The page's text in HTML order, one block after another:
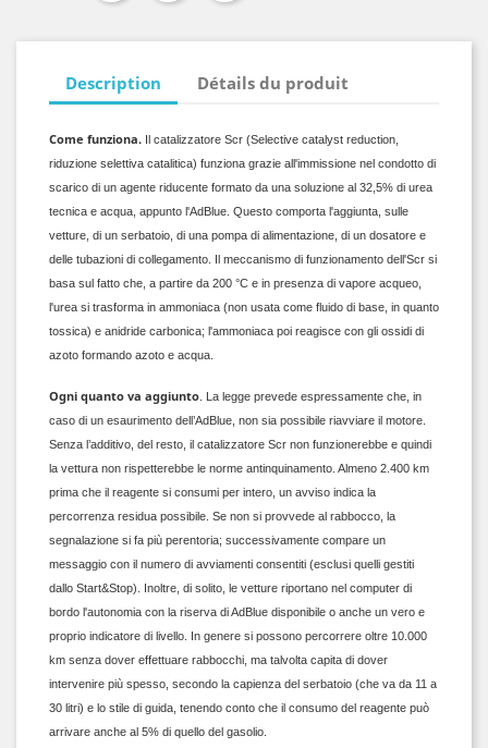
Description Détails du produit
Come funziona. Il catalizzatore Scr (Selective catalyst reduction,
riduzione selettiva catalitica) funziona grazie all'immissione nel condotto di
scarico di un agente riducente formato da una soluzione al 32,5% di urea
tecnica e acqua, appunto l'AdBlue. Questo comporta l'aggiunta, sulle
vetture, di un serbatoio, di una pompa di alimentazione, di un dosatore e
delle tubazioni di collegamento. Il meccanismo di funzionamento dell'Scr si
basa sul fatto che, a partire da 200 °C e in presenza di vapore acqueo,
l'urea si trasforma in ammoniaca (non usata come fluido di base, in quanto
tossica) e anidride carbonica; l'ammoniaca poi reagisce con gli ossidi di
azoto formando azoto e acqua.
Ogni quanto va aggiunto . La legge prevede espressamente che, in
caso di un esaurimento dell’AdBlue, non sia possibile riavviare il motore.
Senza l’additivo, del resto, il catalizzatore Scr non funzionerebbe e quindi
la vettura non rispetterebbe le norme antinquinamento. Almeno 2.400 km
prima che il reagente si consumi per intero, un avviso indica la
percorrenza residua possibile. Se non si provvede al rabbocco, la
segnalazione si fa più perentoria; successivamente compare un
messaggio con il numero di avviamenti consentiti (esclusi quelli gestiti
dallo Start&Stop). Inoltre, di solito, le vetture riportano nel computer di
bordo l'autonomia con la riserva di AdBlue disponibile o anche un vero e
proprio indicatore di livello. In genere si possono percorrere oltre 10.000
km senza dover effettuare rabbocchi, ma talvolta capita di dover
intervenire più spesso, secondo la capienza del serbatoio (che va da 11 a
30 litri) e lo stile di guida, tenendo conto che il consumo del reagente può
arrivare anche al 5% di quello del gasolio.